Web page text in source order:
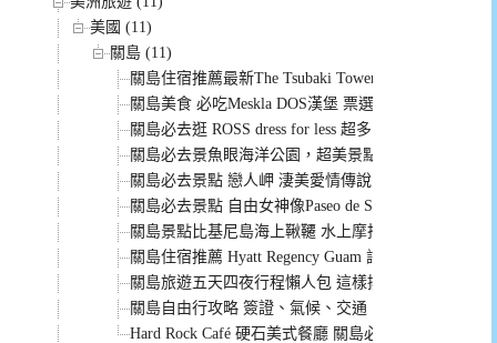
美國 (11)
關島 (11)
關島住宿推薦最新The Tsubaki Tower Guam 每間都是
關島美食 必吃Meskla DOS漢堡 票選第一名的冠軍漢
關島必去逛 ROSS dress for less 超多品牌1折起 買到
關島必去景魚眼海洋公園，超美景點海底展望台(門票
關島必去景點 戀人岬 淒美愛情傳說 杜夢灣無敵海景(
關島必去景點 自由女神像Paseo de Susana 迷你版自由
關島景點比基尼島海上鞦韆 水上摩托車、香蕉船、
關島住宿推薦 Hyatt Regency Guam 評價好早餐豐盛
關島旅遊五天四夜行程懶人包 這樣排最好玩！
關島自由行攻略 簽證、氣候、交通、小費怎麼給都整
Hard Rock Café 硬石美式餐廳 關島必吃美食 搖滾愛